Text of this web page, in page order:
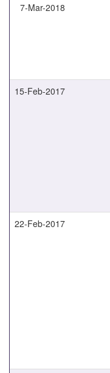
7-Mar-2018
15-Feb-2017
22-Feb-2017